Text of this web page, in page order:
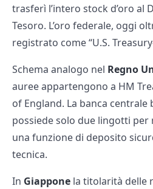
trasferì l’intero stock d’oro al
Tesoro. L’oro federale, oggi
registrato come “U.S.
Schema analogo nel Regno
auree appartengono a HM
of England. La banca centrale
possiede solo due lingotti
una funzione di deposito
tecnica.
In Giappone la titolarità delle